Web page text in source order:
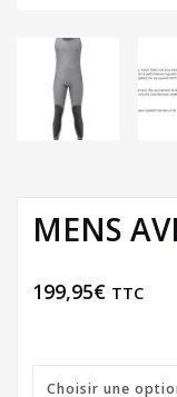
MENS
199,95€ TTC